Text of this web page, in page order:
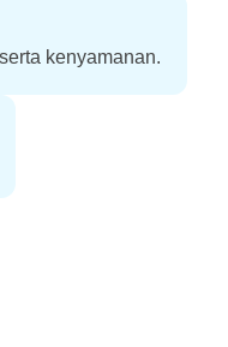
kenyamanan.